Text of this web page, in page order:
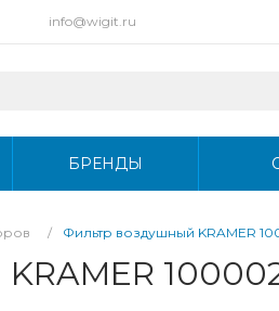
info@wigit.ru
БРЕНДЫ
/ Фильтр воздушный KRAMER